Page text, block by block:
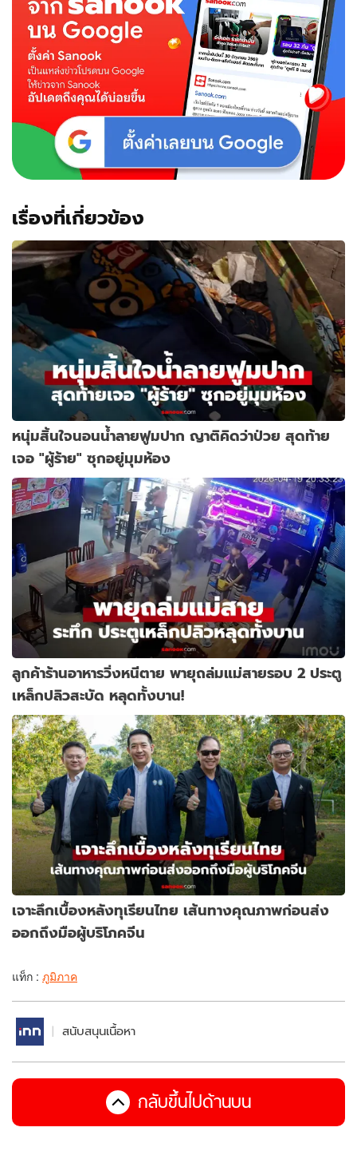
เรื่องที่เกี่ยวข้อง
หนุ่มสิ้นใจนอนน้ำลายฟูมปาก ญาติคิดว่าป่วย สุดท้าย
เจอ "ผู้ร้าย" ซุกอยู่มุมห้อง
ลูกค้าร้านอาหารวิ่งหนีตาย พายุถล่มแม่สายรอบ 2 ประตู
เหล็กปลิวสะบัด หลุดทั้งบาน!
เจาะลึกเบื้องหลังทุเรียนไทย เส้นทางคุณภาพก่อนส่ง
ออกถึงมือผู้บริโภคจีน
แท็ก : ภูมิภาค
สนับสนุนเนื้อหา
กลับขึ้นไปด้านบน